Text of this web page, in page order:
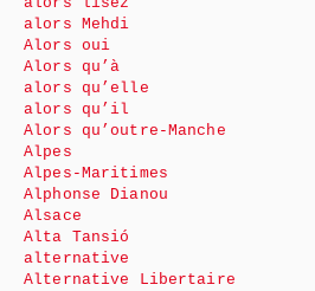
alors Mehdi
Alors oui
Alors qu’à
alors qu’elle
alors qu’il
Alors qu’outre-Manche
Alpes
Alpes-Maritimes
Alphonse Dianou
Alsace
Alta Tansió
alternative
Alternative Libertaire